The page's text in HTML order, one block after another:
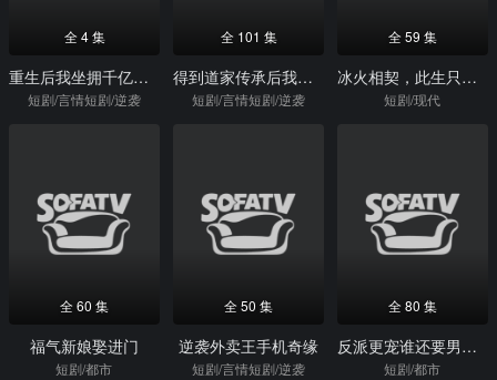
全 4 集
重生后我坐拥千亿资产
短剧/言情短剧/逆袭
全 101 集
得到道家传承后我终于发达了
短剧/言情短剧/逆袭
全 59 集
冰火相契，此生只为你
短剧/现代
全 60 集
福气新娘娶进门
短剧/都市
全 50 集
逆袭外卖王手机奇缘
短剧/言情短剧/逆袭
全 80 集
反派更宠谁还要男主啊
短剧/都市